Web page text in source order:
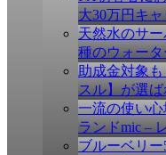
大30万円キ
天然水のサ
種のウォー
助成金対象
スル】が選
一流の使い
ランドmic –
ブルーベリ